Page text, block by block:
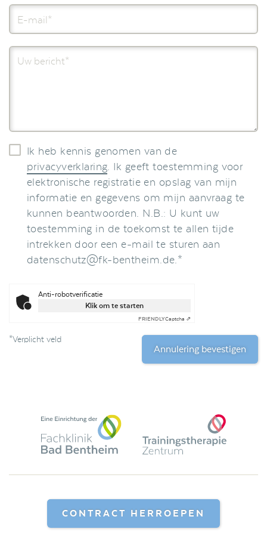
Mail*
Ik heb kennis genomen van de
privacyverklaring. Ik geeft toestemming voor
elektronische registratie en opslag van mijn
informatie en gegevens om mijn aanvraag te
kunnen beantwoorden. N.B.: U kunt uw
toestemming in de toekomst te allen tijde
intrekken door een e-mail te sturen aan
datenschutz@fk-bentheim.de.*
Anti-robotverificatie
Klik om te starten
FRIENDLYCaptcha ⇗
*Verplicht veld
Annulering bevestigen
CONTRACT HERROEPEN